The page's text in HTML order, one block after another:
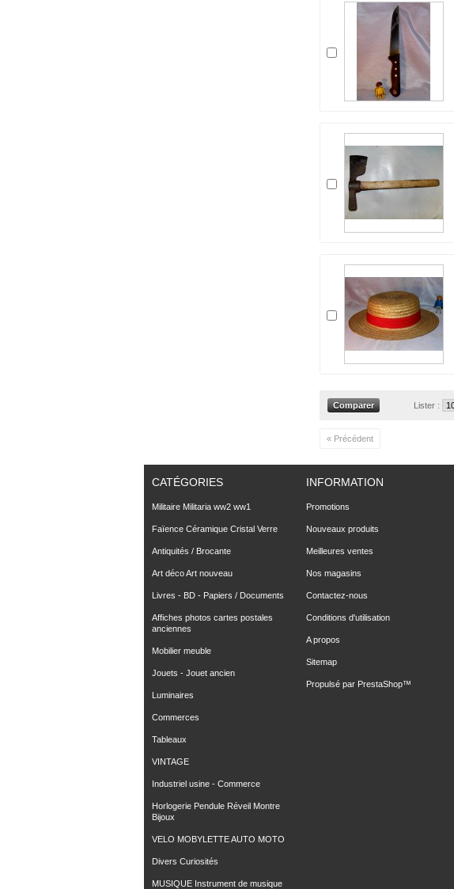
Lister :
« Précédent
CATÉGORIES
Militaire Militaria ww2 ww1
Faïence Céramique Cristal Verre
Antiquités / Brocante
Art déco Art nouveau
Livres - BD - Papiers / Documents
Affiches photos cartes postales
anciennes
Mobilier meuble
Jouets - Jouet ancien
Luminaires
Commerces
Tableaux
VINTAGE
Industriel usine - Commerce
Horlogerie Pendule Réveil Montre
Bijoux
VELO MOBYLETTE AUTO MOTO
Divers Curiosités
MUSIQUE Instrument de musique
INFORMATION
Promotions
Nouveaux produits
Meilleures ventes
Nos magasins
Contactez-nous
Conditions d'utilisation
A propos
Sitemap
Propulsé par PrestaShop™